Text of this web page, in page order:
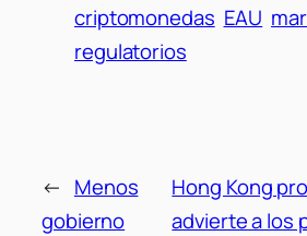
criptomonedas EAU
regulatorios
← Menos
gobierno
Hong Kong
advierte a los